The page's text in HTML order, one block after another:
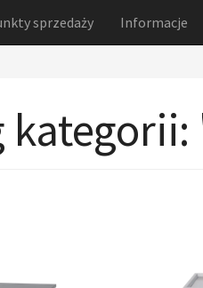
sprzedaży Informacje